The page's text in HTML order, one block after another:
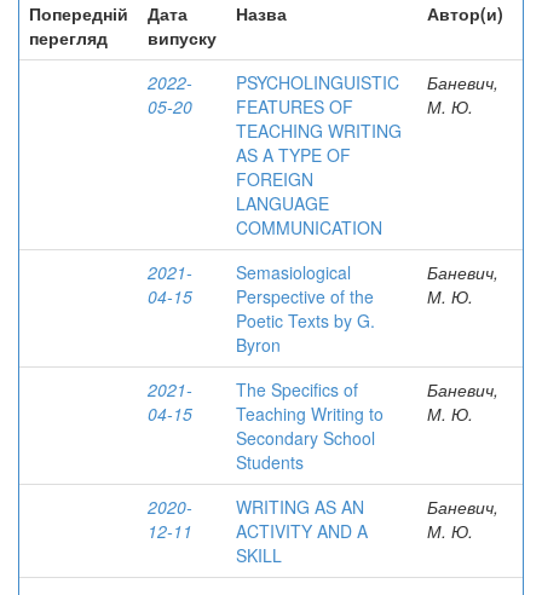
Попередній
перегляд
Дата
випуску
Назва Автор(и)
2022-
05-20
PSYCHOLINGUISTIC
FEATURES OF
TEACHING WRITING
AS A TYPE OF
FOREIGN
LANGUAGE
COMMUNICATION
Баневич,
М. Ю.
2021-
04-15
Semasiological
Perspective of the
Poetic Texts by G.
Byron
Баневич,
М. Ю.
2021-
04-15
The Specifics of
Teaching Writing to
Secondary School
Students
Баневич,
М. Ю.
2020-
12-11
WRITING AS AN
ACTIVITY AND A
SKILL
Баневич,
М. Ю.